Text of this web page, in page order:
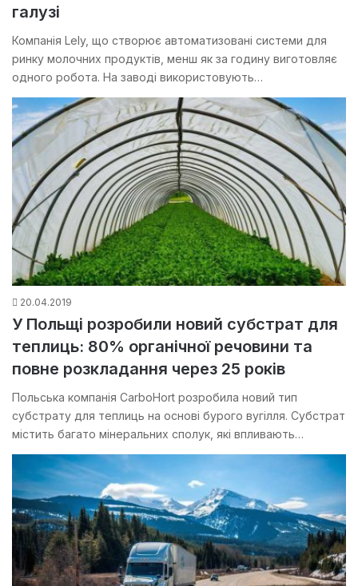
галузі
Компанія Lely, що створює автоматизовані системи для
ринку молочних продуктів, менш як за годину виготовляє
одного робота. На заводі використовують…
20.04.2019
У Польщі розробили новий субстрат для
теплиць: 80% органічної речовини та
повне розкладання через 25 років
Польська компанія CarboHort розробила новий тип
субстрату для теплиць на основі бурого вугілля. Субстрат
містить багато мінеральних сполук, які впливають…